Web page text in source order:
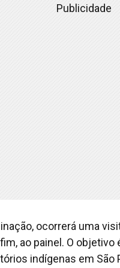
Publicidade
ocorrerá uma
ao painel. O
indígenas em São